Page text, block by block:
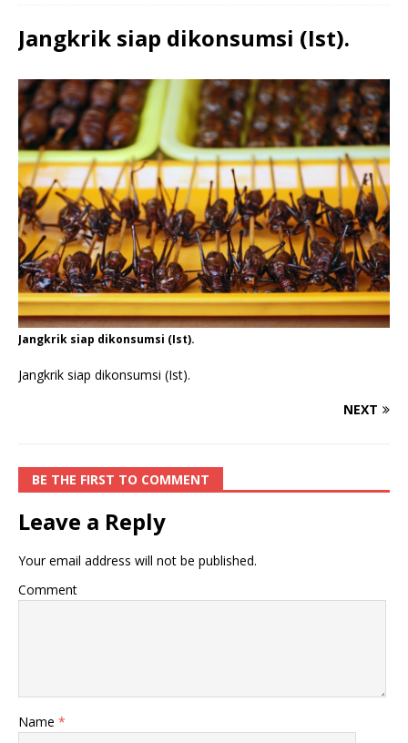
Jangkrik siap dikonsumsi (Ist).
Jangkrik siap dikonsumsi (Ist).
Jangkrik siap dikonsumsi (Ist).
NEXT
BE THE FIRST TO COMMENT
Leave a Reply
Your email address will not be published.
Comment
Name *